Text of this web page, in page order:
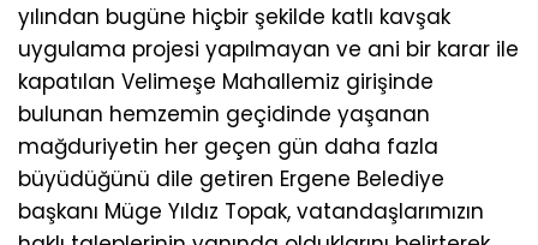
yılından bugüne hiçbir şekilde katlı kavşak
uygulama projesi yapılmayan ve ani bir karar ile
kapatılan Velimeşe Mahallemiz girişinde
bulunan hemzemin geçidinde yaşanan
mağduriyetin her geçen gün daha fazla
büyüdüğünü dile getiren Ergene Belediye
başkanı Müge Yıldız Topak, vatandaşlarımızın